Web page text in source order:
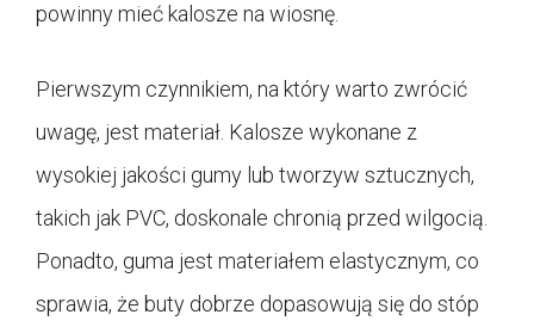
powinny mieć kalosze na wiosnę.
Pierwszym czynnikiem, na który warto zwrócić
uwagę, jest materiał. Kalosze wykonane z
wysokiej jakości gumy lub tworzyw sztucznych,
takich jak PVC, doskonale chronią przed wilgocią.
Ponadto, guma jest materiałem elastycznym, co
sprawia, że buty dobrze dopasowują się do stóp